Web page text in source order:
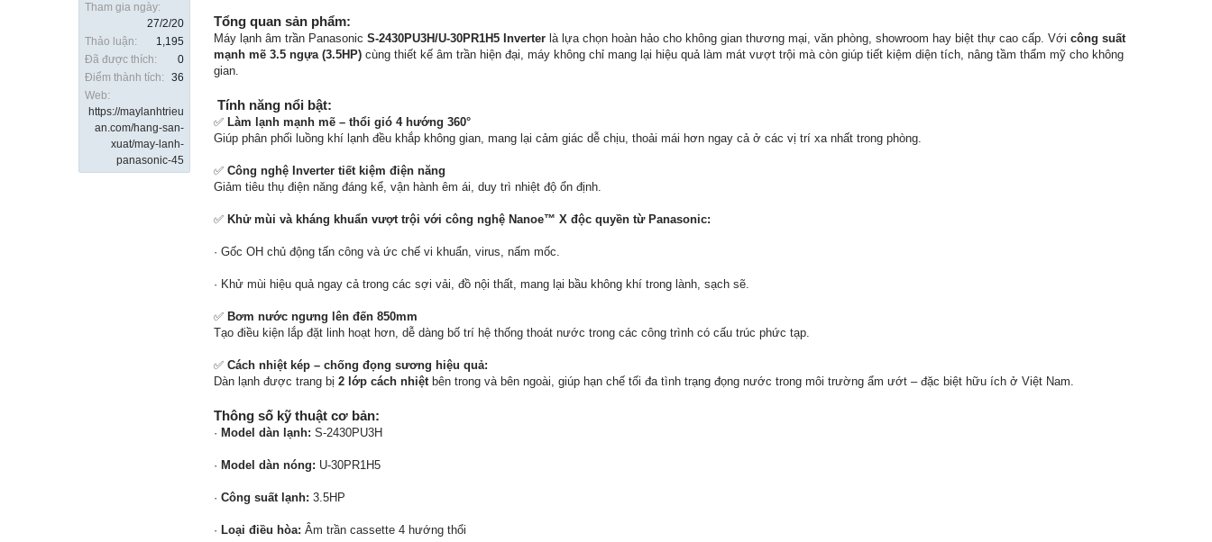
Tham gia ngày:
27/2/20
Thảo luận:
1,195
Đã được thích:
0
Điểm thành tích:
36
Web:
https://maylanhtrieu
an.com/hang-san-
xuat/may-lanh-
panasonic-45
Tổng quan sản phẩm:
Máy lạnh âm trần Panasonic S-2430PU3H/U-30PR1H5 Inverter là lựa chọn hoàn hảo cho không gian thương mại, văn phòng, showroom hay biệt thự cao cấp. Với công suất
mạnh mẽ 3.5 ngựa (3.5HP) cùng thiết kế âm trần hiện đại, máy không chỉ mang lại hiệu quả làm mát vượt trội mà còn giúp tiết kiệm diện tích, nâng tầm thẩm mỹ cho không
gian.
Tính năng nổi bật:
✅ Làm lạnh mạnh mẽ – thổi gió 4 hướng 360°
Giúp phân phối luồng khí lạnh đều khắp không gian, mang lại cảm giác dễ chịu, thoải mái hơn ngay cả ở các vị trí xa nhất trong phòng.
✅ Công nghệ Inverter tiết kiệm điện năng
Giảm tiêu thụ điện năng đáng kể, vận hành êm ái, duy trì nhiệt độ ổn định.
✅ Khử mùi và kháng khuẩn vượt trội với công nghệ Nanoe™ X độc quyền từ Panasonic:
· Gốc OH chủ động tấn công và ức chế vi khuẩn, virus, nấm mốc.
· Khử mùi hiệu quả ngay cả trong các sợi vải, đồ nội thất, mang lại bầu không khí trong lành, sạch sẽ.
✅ Bơm nước ngưng lên đến 850mm
Tạo điều kiện lắp đặt linh hoạt hơn, dễ dàng bố trí hệ thống thoát nước trong các công trình có cấu trúc phức tạp.
✅ Cách nhiệt kép – chống đọng sương hiệu quả:
Dàn lạnh được trang bị 2 lớp cách nhiệtbên trong và bên ngoài, giúp hạn chế tối đa tình trạng đọng nước trong môi trường ẩm ướt – đặc biệt hữu ích ở Việt Nam.
Thông số kỹ thuật cơ bản:
· Model dàn lạnh: S-2430PU3H
· Model dàn nóng: U-30PR1H5
· Công suất lạnh: 3.5HP
· Loại điều hòa: Âm trần cassette 4 hướng thổi